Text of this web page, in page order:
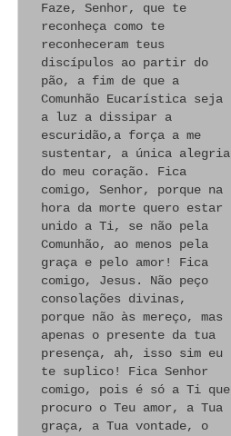
Faze, Senhor, que te
reconheça como te
reconheceram teus
discípulos ao partir do
pão, a fim de que a
Comunhão Eucarística seja
a luz a dissipar a
escuridão,a força a me
sustentar, a única alegria
do meu coração. Fica
comigo, Senhor, porque na
hora da morte quero estar
unido a Ti, se não pela
Comunhão, ao menos pela
graça e pelo amor! Fica
comigo, Jesus. Não peço
consolações divinas,
porque não às mereço, mas
apenas o presente da tua
presença, ah, isso sim eu
te suplico! Fica Senhor
comigo, pois é só a Ti que
procuro o Teu amor, a Tua
graça, a Tua vontade, o